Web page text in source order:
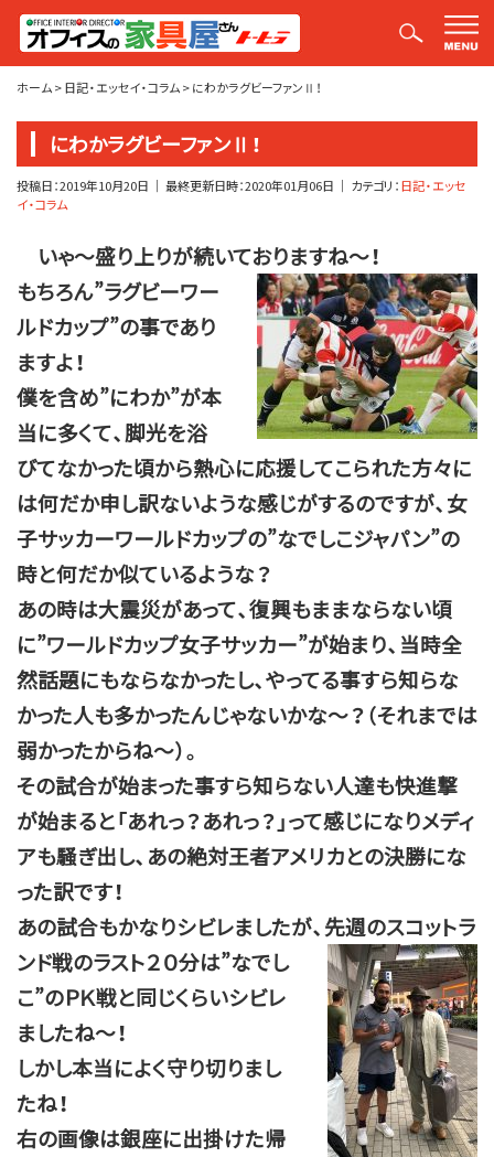
平山社長のブログ【釣りばかり日誌】
ホーム>日記・エッセイ・コラム>にわかラグビーファンⅡ！
にわかラグビーファンⅡ！
投稿日：2019年10月20日 ｜ 最終更新日時：2020年01月06日 ｜ カテゴリ：日記・エッセ
イ・コラム
いゃ～盛り上りが続いておりますね～！
もちろん”ラグビーワー
ルドカップ”の事であり
ますよ！
僕を含め”にわか”が本
当に多くて、脚光を浴
びてなかった頃から熱心に応援してこられた方々に
は何だか申し訳ないような感じがするのですが、女
子サッカーワールドカップの”なでしこジャパン”の
時と何だか似ているような？
あの時は大震災があって、復興もままならない頃
に”ワールドカップ女子サッカー”が始まり、当時全
然話題にもならなかったし、やってる事すら知らな
かった人も多かったんじゃないかな～？（それまでは
弱かったからね～）。
その試合が始まった事すら知らない人達も快進撃
が始まると「あれっ？あれっ？」って感じになりメディ
アも騒ぎ出し、あの絶対王者アメリカとの決勝にな
った訳です！
あの試合もかなりシビレましたが、先週のスコットラ
ンド戦のラスト２０分は”なでし
こ”のＰＫ戦と同じくらいシビレ
ましたね～！
しかし本当によく守り切りまし
たね！
右の画像は銀座に出掛けた帰